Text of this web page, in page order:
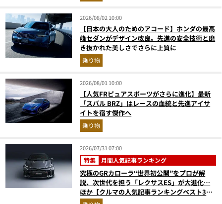
2026/08/02 10:00
【日本の大人のためのアコード】ホンダの最高
峰セダンがデザイン改良。先進の安全技術と磨
き抜かれた美しさでさらに上質に
乗り物
2026/08/01 10:00
【人気FRピュアスポーツがさらに進化】最新
「スバル BRZ」はレースの血統と先進アイサ
イトを宿す傑作へ
乗り物
2026/07/31 07:00
特集 月間人気記事ランキング
究極のGRカローラ“世界初公開”をプロが解
説、次世代を担う「レクサスES」が大進化…
ほか【クルマの人気記事ランキングベスト3】
（2026年6月版）